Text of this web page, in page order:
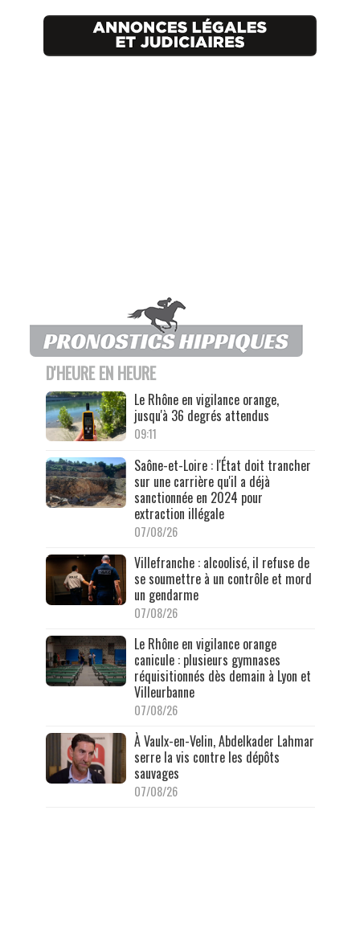
D'HEURE EN HEURE
Le Rhône en vigilance orange,
jusqu'à 36 degrés attendus
09:11
Saône-et-Loire : l'État doit trancher
sur une carrière qu'il a déjà
sanctionnée en 2024 pour
extraction illégale
07/08/26
Villefranche : alcoolisé, il refuse de
se soumettre à un contrôle et mord
un gendarme
07/08/26
Le Rhône en vigilance orange
canicule : plusieurs gymnases
réquisitionnés dès demain à Lyon et
Villeurbanne
07/08/26
À Vaulx-en-Velin, Abdelkader Lahmar
serre la vis contre les dépôts
sauvages
07/08/26